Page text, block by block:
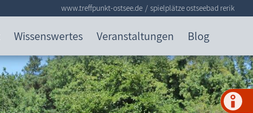
Wissenswertes Veranstaltungen Blog
www.treffpunkt-ostsee.de spielplätze ostseebad rerik